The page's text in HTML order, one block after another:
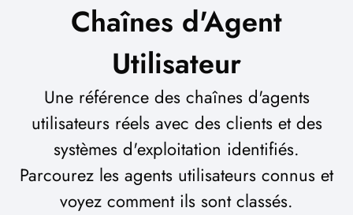
Chaînes d'Agent
Utilisateur
Une référence des chaînes d'agents
utilisateurs réels avec des clients et des
systèmes d'exploitation identifiés.
Parcourez les agents utilisateurs connus et
voyez comment ils sont classés.